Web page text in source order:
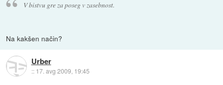
V bistvu gre za poseg v zasebnost.
Na kakšen način?
Urber
:: 17. avg 2009, 19:45